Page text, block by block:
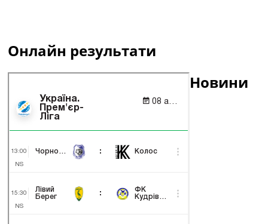
Онлайн результати
Новини